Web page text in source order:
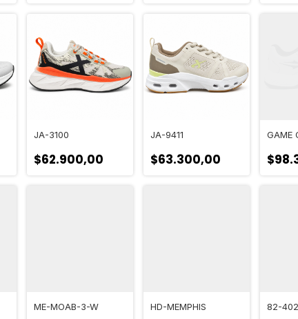
JA-3100
$62.900,00
JA-9411
$63.300,00
GAME
ME-MOAB-3-W HD-MEMPHIS 82-